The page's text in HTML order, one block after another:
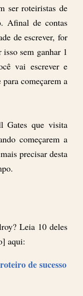
ser roteiristas de
Afinal de contas
de escrever, for
sem ganhar 1
vai escrever e
começarem a
que visita
começarem a
precisar desta
Leia 10 deles
aqui:
de sucesso